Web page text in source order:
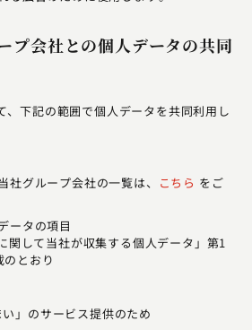
プ会社との個人データの共同
、下記の範囲で個人データを共同利用し
社グループ会社の一覧は、 こちら をご
ータの項目
関して当社が収集する個人データ」第1
とおり
い」のサービス提供のため